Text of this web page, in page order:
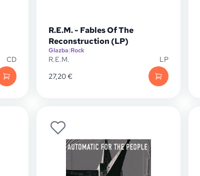
CD
R.E.M. - Fables Of The
Reconstruction (LP)
Glazba|Rock
R.E.M.
LP
27,20€